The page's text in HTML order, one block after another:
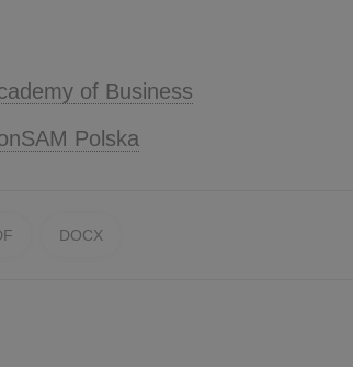
of Business
Polska
DOCX